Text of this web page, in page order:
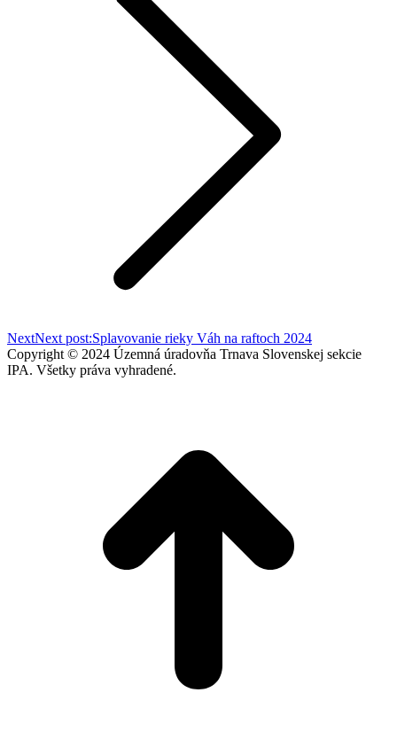
NextNext post:Splavovanie rieky Váh na raftoch 2024
Copyright © 2024 Územná úradovňa Trnava Slovenskej sekcie
IPA. Všetky práva vyhradené.